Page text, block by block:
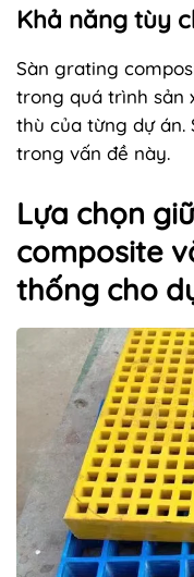
Khả năng tùy
Sàn grating
trong quá trình sản
thù của từng dự án.
trong vấn đề này.
Lựa chọn
composite
thống cho